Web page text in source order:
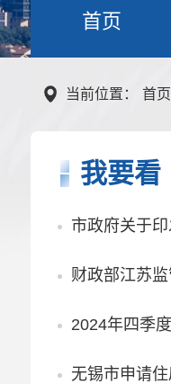
首页
当前位置： 首页
我要看
市政府关于
财政部江苏
2024年四季
无锡市申请